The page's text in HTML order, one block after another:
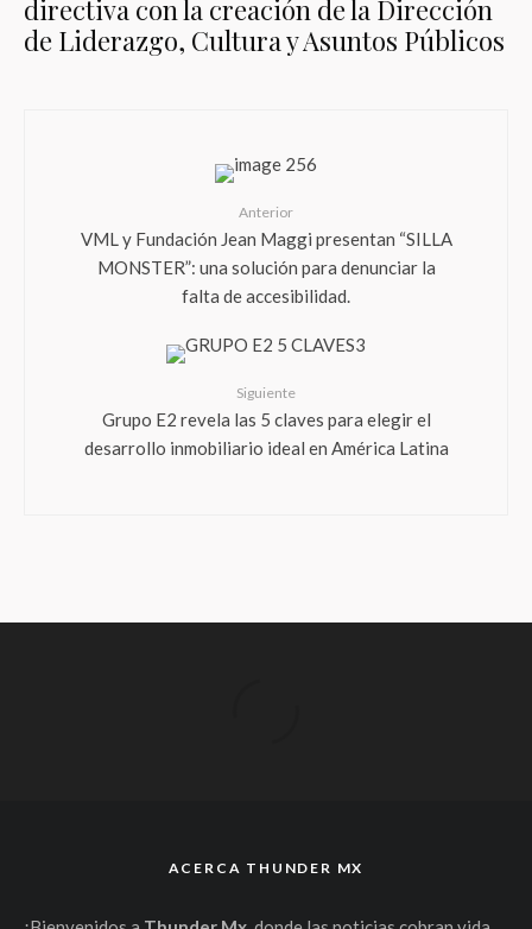
directiva con la creación de la Dirección
de Liderazgo, Cultura y Asuntos Públicos
Anterior
VML y Fundación Jean Maggi presentan “SILLA
MONSTER”: una solución para denunciar la
falta de accesibilidad.
Siguiente
Grupo E2 revela las 5 claves para elegir el
desarrollo inmobiliario ideal en América Latina
ACERCA THUNDER MX